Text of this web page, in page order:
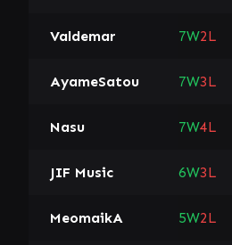
Valdemar 7W2L
AyameSatou 7W3L
Nasu 7W4L
JIF Music 6W3L
MeomaikA 5W2L